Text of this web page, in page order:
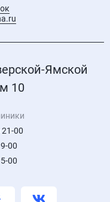
Ямской
10
00
00
00